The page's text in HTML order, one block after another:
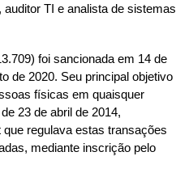
TI e analista de sistemas
foi sancionada em 14 de
de 2020. Seu principal objetivo
físicas em quaisquer
23 de abril de 2014,
regulava estas transações
mediante inscrição pelo